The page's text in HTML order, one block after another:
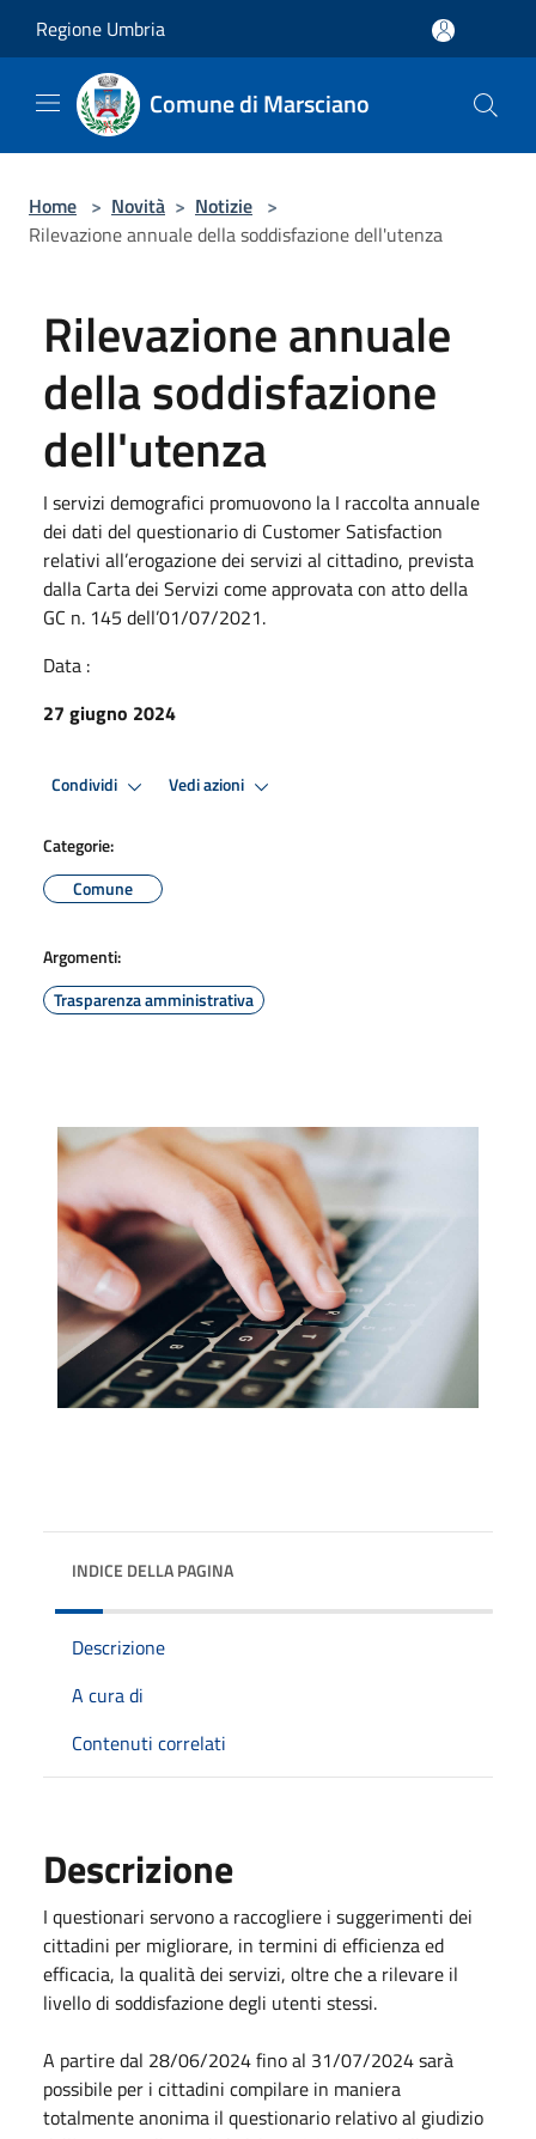
Regione Umbria
Comune di Marsciano
Home > Novità > Notizie >
Rilevazione annuale della soddisfazione dell'utenza
Rilevazione annuale
della soddisfazione
dell'utenza
I servizi demografici promuovono la I raccolta annuale
dei dati del questionario di Customer Satisfaction
relativi all’erogazione dei servizi al cittadino, prevista
dalla Carta dei Servizi come approvata con atto della
GC n. 145 dell’01/07/2021.
Data :
27 giugno 2024
Condividi Vedi azioni
Categorie:
Comune
Argomenti:
Trasparenza amministrativa
INDICE DELLA PAGINA
Descrizione
A cura di
Contenuti correlati
Descrizione
I questionari servono a raccogliere i suggerimenti dei
cittadini per migliorare, in termini di efficienza ed
efficacia, la qualità dei servizi, oltre che a rilevare il
livello di soddisfazione degli utenti stessi.
A partire dal 28/06/2024 fino al 31/07/2024 sarà
possibile per i cittadini compilare in maniera
totalmente anonima il questionario relativo al giudizio